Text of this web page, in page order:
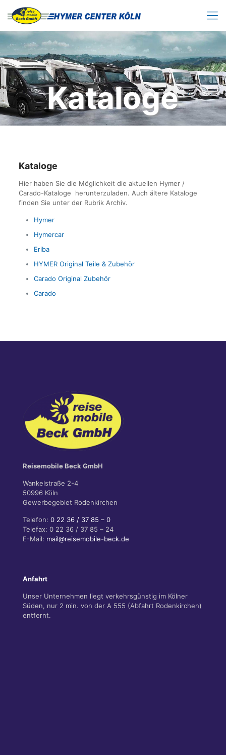
Kataloge
Kataloge
Hier haben Sie die Möglichkeit die aktuellen Hymer /
Carado-Kataloge herunterzuladen. Auch ältere Kataloge
finden Sie unter der Rubrik Archiv.
Hymer
Hymercar
Eriba
HYMER Original Teile & Zubehör
Carado Original Zubehör
Carado
Reisemobile Beck GmbH
Wankelstraße 2-4
50996 Köln
Gewerbegebiet Rodenkirchen
Telefon: 0 22 36 / 37 85 – 0
Telefax: 0 22 36 / 37 85 – 24
E-Mail: mail@reisemobile-beck.de
Anfahrt
Unser Unternehmen liegt verkehrsgünstig im Kölner
Süden, nur 2 min. von der A 555 (Abfahrt Rodenkirchen)
entfernt.